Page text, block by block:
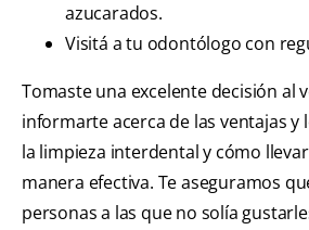
azucarados.
Visitá a tu odontólogo con
Tomaste una excelente decisión al
informarte acerca de las ventajas y
la limpieza interdental y cómo
manera efectiva. Te aseguramos
personas a las que no solía